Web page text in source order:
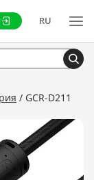
RU
GCR-D211